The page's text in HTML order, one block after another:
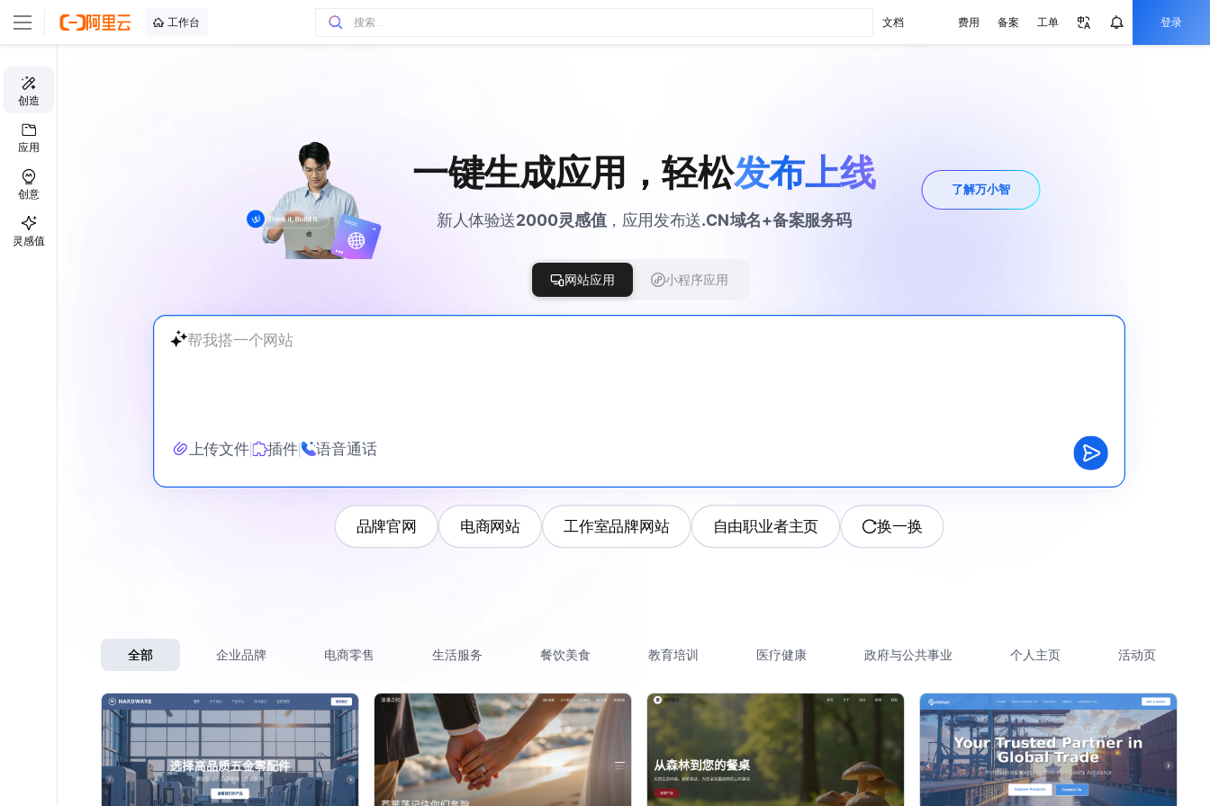
工作台 文档 费用 备案 工单 登录
创造
应用
创意
灵感值
一键生成应用，轻松发布上线
新人体验送2000灵感值，应用发布送.CN域名+备案服务码
了解万小智
网站应用 小程序应用
帮我
上传文件 插件 语音通话
品牌官网 电商网站 工作室品牌网站 自由职业者主页 换一换
全部 企业品牌 电商零售 生活服务 餐饮美食 教育培训 医疗健康 政府与公共事业 个人主页 活动页